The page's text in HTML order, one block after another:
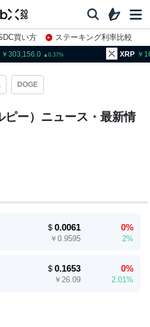
買い方
ステーキング利率比較
303,156.0 0.37 XRP
DOGE
ピー）ニュース・最新情
＄0.0061
￥ 0.9595
0%
2%
＄0.1653
￥ 26.09
0%
2.01%